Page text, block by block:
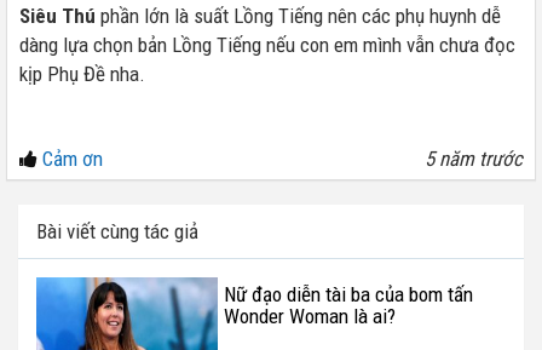
Siêu Thú phần lớn là suất Lồng Tiếng nên các phụ huynh dễ
dàng lựa chọn bản Lồng Tiếng nếu con em mình vẫn chưa đọc
kịp Phụ Đề nha.
Cảm ơn 5 năm trước
Bài viết cùng tác giả
Nữ đạo diễn tài ba của bom tấn
Wonder Woman là ai?